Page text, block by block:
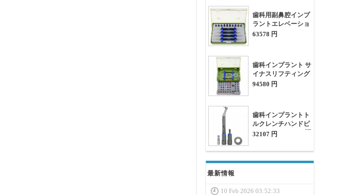
歯科用副鼻腔インプ
ラントエレベーショ
ンドリルストッパー
63578 円
歯科インプラント サ
イナスリフティング
キット CAS ドリル
94580 円
歯科インプラントト
ルクレンチハンドピ
ース （20/35 N/cm調
ス付き
32107 円
最新情報
10 Feb 2026 03:52:33